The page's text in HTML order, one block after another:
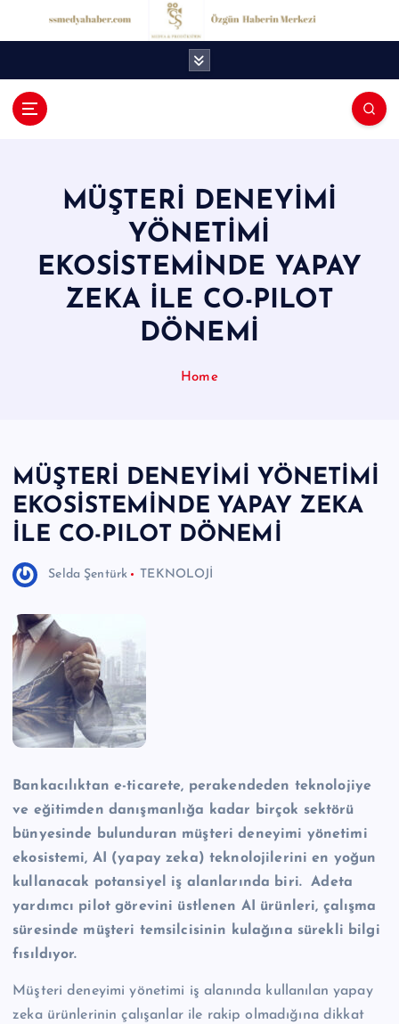
M
e
d
y
a
H
r
I
Ö
z
g
ri
n
M
e
r
k
zi
MÜŞTERİ DENEYİMİ
YÖNETİMİ
EKOSİSTEMİNDE YAPAY
ZEKA İLE CO-PILOT
DÖNEMİ
Home
MÜŞTERİ DENEYİMİ YÖNETİMİ
EKOSİSTEMİNDE YAPAY ZEKA
İLE CO-PILOT DÖNEMİ
Selda Şentürk TEKNOLOJİ
Bankacılıktan e-ticarete, perakendeden teknolojiye
ve eğitimden danışmanlığa kadar birçok sektörü
bünyesinde bulunduran müşteri deneyimi yönetimi
ekosistemi, AI (yapay zeka) teknolojilerini en yoğun
kullanacak potansiyel iş alanlarında biri. Adeta
yardımcı pilot görevini üstlenen AI ürünleri, çalışma
süresinde müşteri temsilcisinin kulağına sürekli bilgi
fısıldıyor.
Müşteri deneyimi yönetimi iş alanında kullanılan yapay
zeka ürünlerinin çalışanlar ile rakip olmadığına dikkat